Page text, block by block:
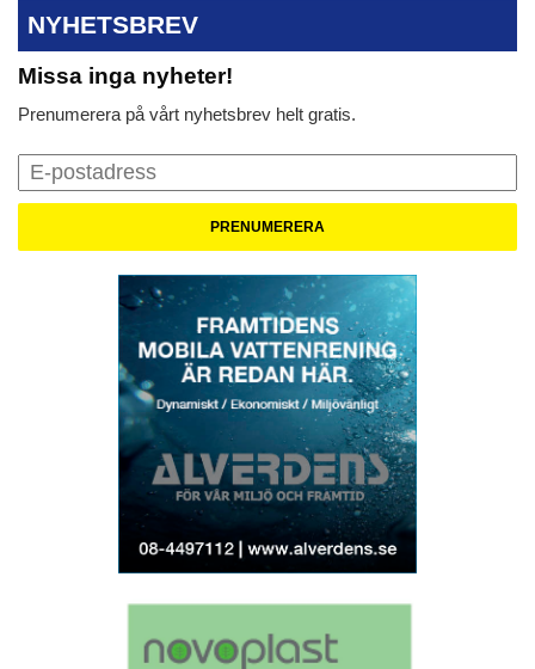
NYHETSBREV
Missa inga nyheter!
Prenumerera på vårt nyhetsbrev helt gratis.